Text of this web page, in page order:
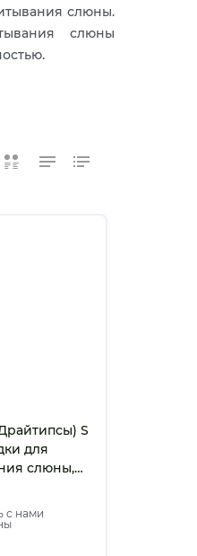
слюны.
слюны
S
для
слюны,
с нами